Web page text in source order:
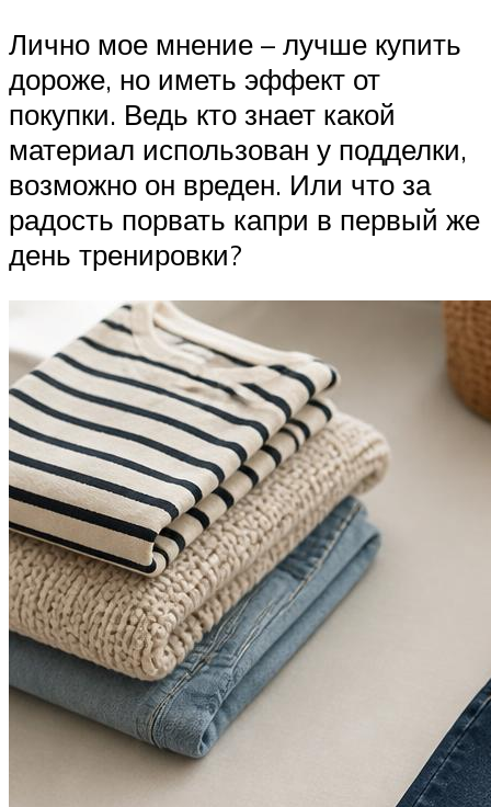
Лично мое мнение – лучше купить
дороже, но иметь эффект от
покупки. Ведь кто знает какой
материал использован у подделки,
возможно он вреден. Или что за
радость порвать капри в первый же
день тренировки?